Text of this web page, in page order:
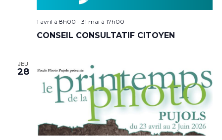
1 avril à 8h00 - 31 mai à 17h00
CONSEIL CONSULTATIF CITOYEN
JEU
28